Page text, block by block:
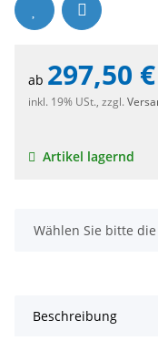
ab 297,50 €
inkl. 19% USt., zzgl.
Artikel lagernd
x
Wählen Sie bitte
Beschreibung